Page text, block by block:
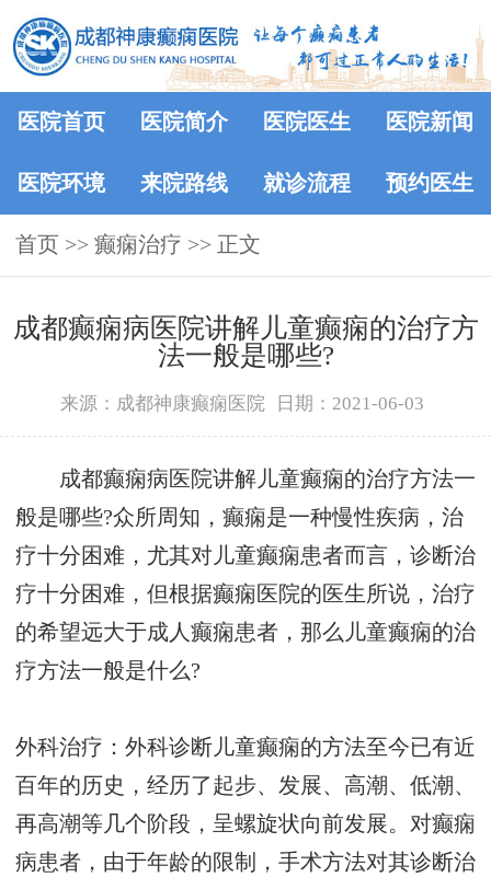
医院首页 医院简介 医院医生 医院新闻
医院环境 来院路线 就诊流程 预约医生
首页 >> 癫痫治疗 >> 正文
成都癫痫病医院讲解儿童癫痫的治疗方
法一般是哪些?
来源：成都神康癫痫医院 日期：2021-06-03
成都癫痫病医院讲解儿童癫痫的治疗方法一
般是哪些?众所周知，癫痫是一种慢性疾病，治
疗十分困难，尤其对儿童癫痫患者而言，诊断治
疗十分困难，但根据癫痫医院的医生所说，治疗
的希望远大于成人癫痫患者，那么儿童癫痫的治
疗方法一般是什么?
外科治疗：外科诊断儿童癫痫的方法至今已有近
百年的历史，经历了起步、发展、高潮、低潮、
再高潮等几个阶段，呈螺旋状向前发展。对癫痫
病患者，由于年龄的限制，手术方法对其诊断治